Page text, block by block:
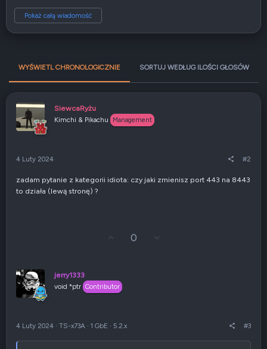
Pokaż całą wiadomość
WYŚWIETL CHRONOLOGICZNIE SORTUJ WEDŁUG ILOŚCI GŁOSÓW
SiewcaRyżu
Kimchi & Pikachu Management
4 Luty 2024 #2
zadam pytanie z kategorii idiota: czy jaki zmienisz port 443 na 8443
to działa (lewą stronę) ?
j
w
r
ę
0
e
jerry1333
void *ptr Contributor
4 Luty 2024 · TS-x73A · 1 GbE · 5.2.x #3